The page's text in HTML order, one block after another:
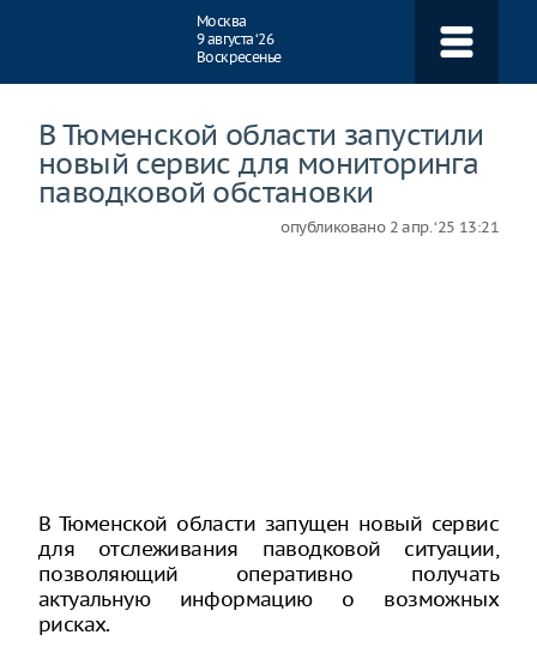
Москва
9 августа ‘26
Воскресенье
В Тюменской области запустили
новый сервис для мониторинга
паводковой обстановки
опубликовано 2 апр. ‘25 13:21
В Тюменской области запущен новый сервис
для отслеживания паводковой ситуации,
позволяющий оперативно получать
актуальную информацию о возможных
рисках.